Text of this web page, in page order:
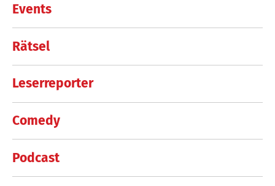
Events
Rätsel
Leserreporter
Comedy
Podcast